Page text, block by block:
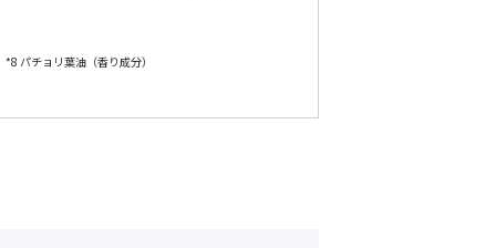
パチョリ葉油（香り成分）